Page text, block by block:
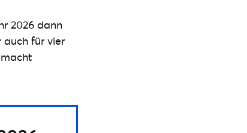
2026 dann
auch für vier
macht